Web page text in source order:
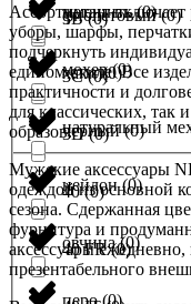
3B (0)
3C (0)
3D (0)
40 (0)
40 FR (0)
фиолетовый (0)
хаки (0)
черный (0)
метанить (0)
мохер (0)
натуральный
нейлон (0)
овчина (0)
перо (0)
Ассортимент
уборы, шарфы,
подчеркнуть
едином стиле. Все
практичности и
для классических, так
образов.
Мужские аксессуары
одеждой из основной
сезона. Сдержанная
фурнитура и
аксессуары ежедневно,
презентабельного